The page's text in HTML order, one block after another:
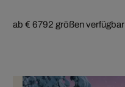
ab € 6792 größen verfügbar